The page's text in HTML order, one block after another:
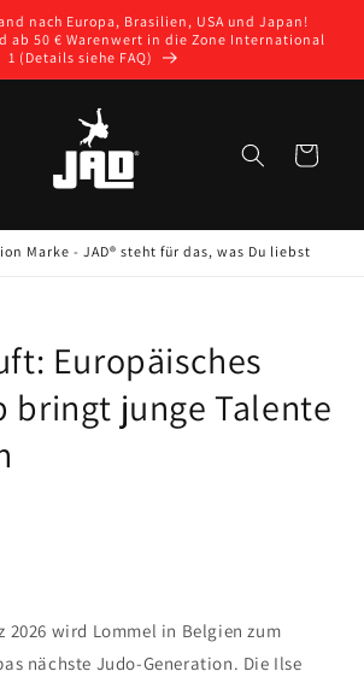
nach Europa, Brasilien, USA und Japan!
ab 50 € Warenwert in die Zone International
1 (Details siehe FAQ)
Warenkorb
Marke - JAD® steht für das, was Du liebst
Europäisches
bringt junge Talente
2026 wird Lommel in Belgien zum
nächste Judo-Generation. Die Ilse